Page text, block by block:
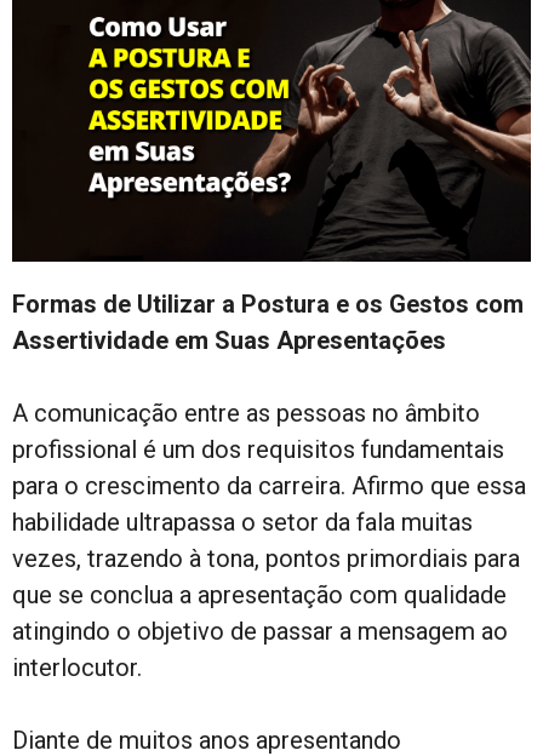
Formas de Utilizar a Postura e os Gestos com
Assertividade em Suas Apresentações
A comunicação entre as pessoas no âmbito
profissional é um dos requisitos fundamentais
para o crescimento da carreira. Afirmo que essa
habilidade ultrapassa o setor da fala muitas
vezes, trazendo à tona, pontos primordiais para
que se conclua a apresentação com qualidade
atingindo o objetivo de passar a mensagem ao
interlocutor.
Diante de muitos anos apresentando